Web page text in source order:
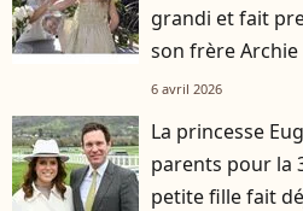
grandi et fait
son frère Archie
6 avril 2026
La princesse
parents pour la
petite fille fait